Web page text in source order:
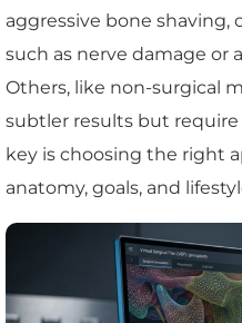
aggressive bone shaving,
such as nerve damage or
Others, like non-surgical
subtler results but
key is choosing the right
anatomy, goals, and